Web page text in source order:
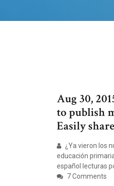
Aug 30,
to publish
Easily
¿Ya vieron los
educación
español lecturas
7 Comments